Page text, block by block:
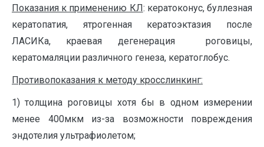
Показания к применению КЛ: кератоконус, буллезная
кератопатия, ятрогенная кератоэктазия после
ЛАСИКа, краевая дегенерация роговицы,
кератомаляции различного генеза, кератоглобус.
Противопоказания к методу кросслинкинг:
1) толщина роговицы хотя бы в одном измерении
менее 400мкм из-за возможности повреждения
эндотелия ультрафиолетом;